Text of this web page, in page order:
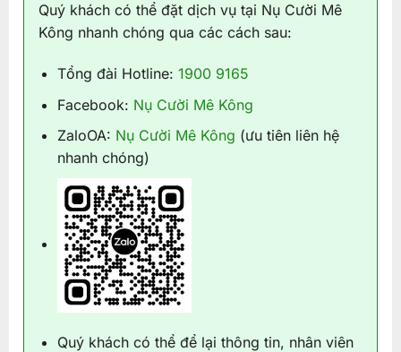
Quý khách có thể đặt dịch vụ tại Nụ Cười Mê
Kông nhanh chóng qua các cách sau:
Tổng đài Hotline: 1900 9165
Facebook: Nụ Cười Mê Kông
ZaloOA: Nụ Cười Mê Kông (ưu tiên liên hệ
nhanh chóng)
Quý khách có thể để lại thông tin, nhân viên